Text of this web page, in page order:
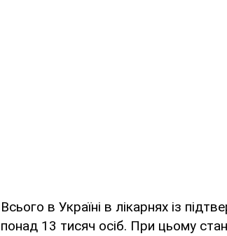
Всього в Україні в лікарнях із
понад 13 тисяч осіб. При цьому